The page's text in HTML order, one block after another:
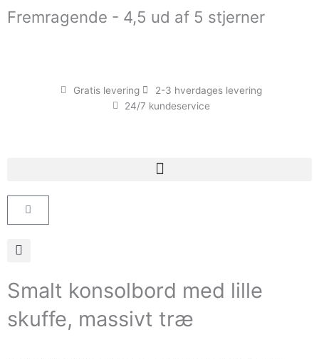
Fremragende - 4,5 ud af 5 stjerner
Gratis levering
2-3 hverdages levering
24/7 kundeservice
Kurv
Smalt konsolbord med lille
skuffe, massivt træ